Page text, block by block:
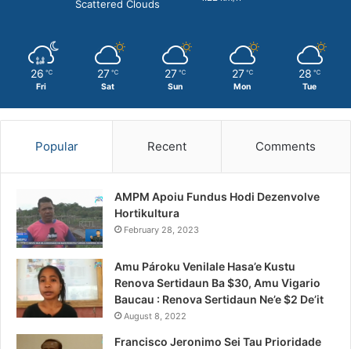
Scattered Clouds
26 ℃
Fri
27 ℃
Sat
27 ℃
Sun
27 ℃
Mon
28 ℃
Tue
Popular Recent Comments
AMPM Apoiu Fundus Hodi Dezenvolve
Hortikultura
February 28, 2023
Amu Pároku Venilale Hasa’e Kustu
Renova Sertidaun Ba $30, Amu Vigario
Baucau : Renova Sertidaun Ne’e $2 De’it
August 8, 2022
Francisco Jeronimo Sei Tau Prioridade